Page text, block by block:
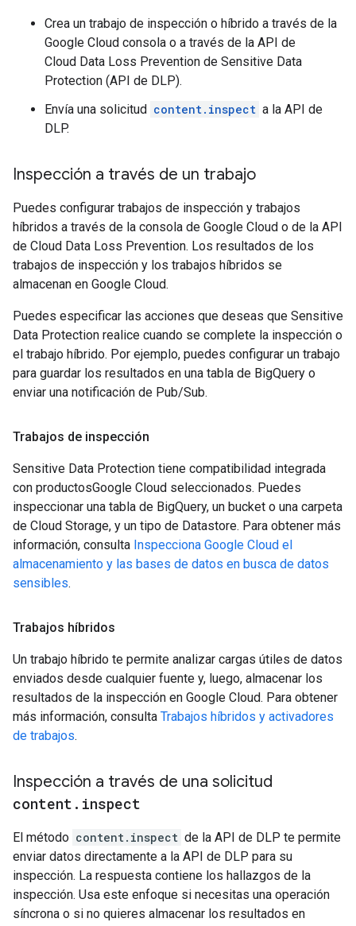
Crea un trabajo de inspección o híbrido a través de la
Google Cloud consola o a través de la API de
Cloud Data Loss Prevention de Sensitive Data
Protection (API de DLP).
Envía una solicitud content.inspect a la API de
DLP.
Inspección a través de un trabajo
Puedes configurar trabajos de inspección y trabajos
híbridos a través de la consola de Google Cloud o de la API
de Cloud Data Loss Prevention. Los resultados de los
trabajos de inspección y los trabajos híbridos se
almacenan en Google Cloud.
Puedes especificar las acciones que deseas que Sensitive
Data Protection realice cuando se complete la inspección o
el trabajo híbrido. Por ejemplo, puedes configurar un trabajo
para guardar los resultados en una tabla de BigQuery o
enviar una notificación de Pub/Sub.
Trabajos de inspección
Sensitive Data Protection tiene compatibilidad integrada
con productosGoogle Cloud seleccionados. Puedes
inspeccionar una tabla de BigQuery, un bucket o una carpeta
de Cloud Storage, y un tipo de Datastore. Para obtener más
información, consulta Inspecciona Google Cloud el
almacenamiento y las bases de datos en busca de datos
sensibles.
Trabajos híbridos
Un trabajo híbrido te permite analizar cargas útiles de datos
enviados desde cualquier fuente y, luego, almacenar los
resultados de la inspección en Google Cloud. Para obtener
más información, consulta Trabajos híbridos y activadores
de trabajos.
Inspección a través de una solicitud
content . inspect
El método content.inspect de la API de DLP te permite
enviar datos directamente a la API de DLP para su
inspección. La respuesta contiene los hallazgos de la
inspección. Usa este enfoque si necesitas una operación
síncrona o si no quieres almacenar los resultados en